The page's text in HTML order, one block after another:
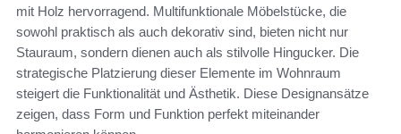
mit Holz hervorragend. Multifunktionale Möbelstücke, die
sowohl praktisch als auch dekorativ sind, bieten nicht nur
Stauraum, sondern dienen auch als stilvolle Hingucker. Die
strategische Platzierung dieser Elemente im Wohnraum
steigert die Funktionalität und Ästhetik. Diese Designansätze
zeigen, dass Form und Funktion perfekt miteinander